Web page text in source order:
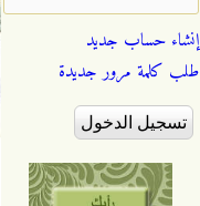
إنشاء حساب جديد
طلب كلمة مرور جديدة